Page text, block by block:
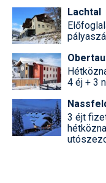
Termékajánló
Történelem
Túrasí
Utasbiztosítás
Utazási tippek
Védőfelszerelés
Lachtal
4 éj + 3
3 éjt